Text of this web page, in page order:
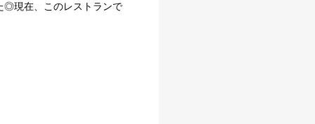
◎現在、このレストランで